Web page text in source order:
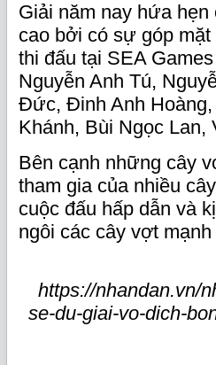
Giải năm nay hứa
cao bởi có sự góp
thi đấu tại SEA
Nguyễn Anh Tú,
Đức, Đinh Anh Hoàng,
Khánh, Bùi Ngọc Lan,
Bên cạnh những cây
tham gia của nhiều
cuộc đấu hấp dẫn và
ngôi các cây vợt
https://nhandan.vn/
se-du-giai-vo-dich-